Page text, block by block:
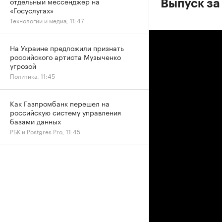
Выпуск
«Госуслугах»
Технологии и медиа, 11:47
На Украине предложили признать
российского артиста Музыченко
угрозой
Политика, 11:45
Как Газпромбанк перешел на
российскую систему управления
базами данных
РБК и Postgres Pro, 11:45